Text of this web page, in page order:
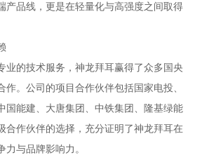
产品线，更是在轻量化与高强度之间取得
业的技术服务，神龙拜耳赢得了众多国央
。公司的项目合作伙伴包括国家电投、
国能建、大唐集团、中铁集团、隆基绿能
合作伙伴的选择，充分证明了神龙拜耳在
与品牌影响力。